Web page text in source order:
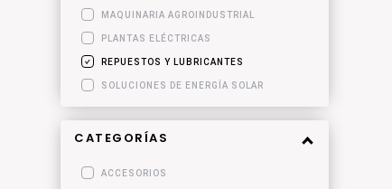
MAQUINARIA AGROINDUSTRIAL
PLANTAS ELÉCTRICAS
REPUESTOS Y LUBRICANTES
SOLUCIONES DE ENERGÍA SOLAR
CATEGORÍAS
ACCESORIOS